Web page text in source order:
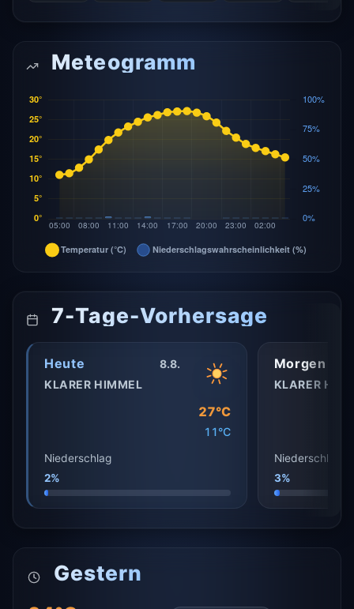
Meteogramm
7-Tage-Vorhersage
Heute
8.8.
KLARER HIMMEL
27°C
11°C
Niederschlag
2%
Morgen
KLARER
Niederschlag
3%
Gestern